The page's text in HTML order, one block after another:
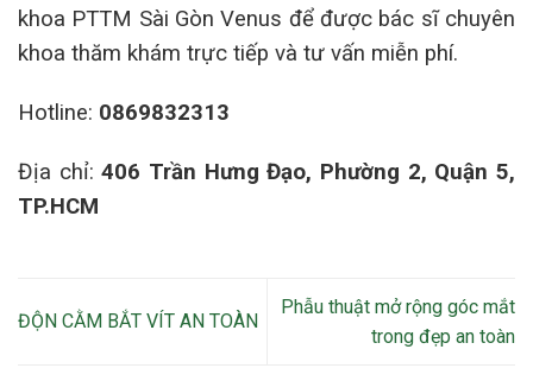
khoa PTTM Sài Gòn Venus để được bác sĩ chuyên
khoa thăm khám trực tiếp và tư vấn miễn phí.
Hotline: 0869832313
Địa chỉ:406 Trần Hưng Đạo, Phường 2, Quận 5,
TP.HCM
ĐỘN CẰM BẮT VÍT AN TOÀN
Phẫu thuật mở rộng góc mắt
trong đẹp an toàn